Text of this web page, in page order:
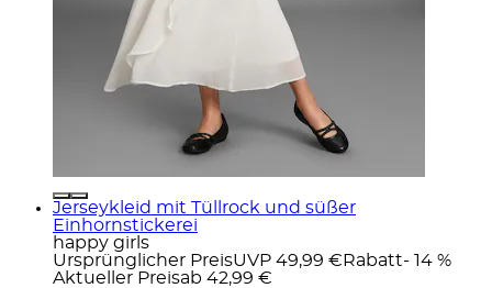
Jerseykleid mit Tüllrock und süßer
Einhornstickerei
happy girls
Ursprünglicher PreisUVP 49,99 € Rabatt- 14 %
Aktueller Preisab 42,99 €